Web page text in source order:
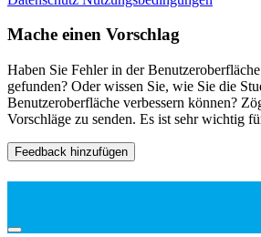
Mache einen Vorschlag
Haben Sie Fehler in der
gefunden? Oder wissen Sie, wie Sie die
Benutzeroberfläche verbessern können?
Vorschläge zu senden. Es ist sehr wichtig
Feedback hinzufügen